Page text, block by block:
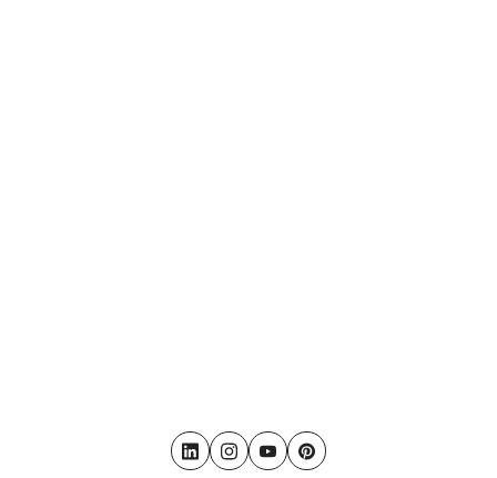
LinkedInInstagram
YoutubePinterest